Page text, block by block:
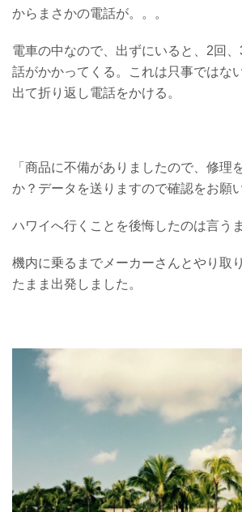
からまさかの電話が。。。
電車の中なので、出ずにいると、2回
話がかかってくる。これは只事ではな
出て折り返し電話をかける。
「商品に不備がありましたので、修理
か？データを送りますので確認をお願
ハワイへ行くことを後悔したのは言う
機内に乗るまでメーカーさんとやり取
たまま出発しました。